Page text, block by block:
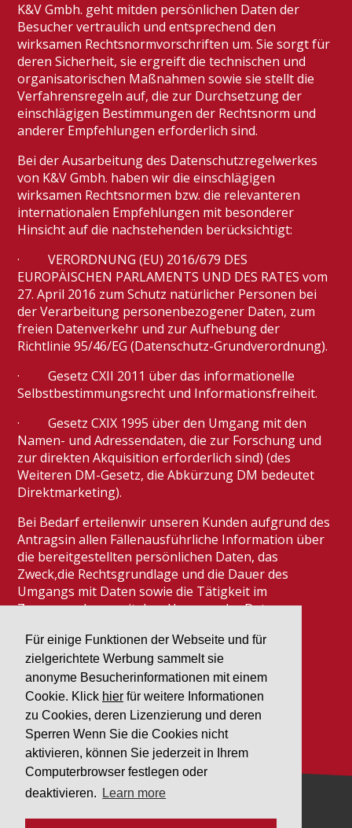
Für einige Funktionen der Webseite und für
zielgerichtete Werbung sammelt sie
anonyme Besucherinformationen mit einem
Cookie. Klick hier für weitere Informationen
zu Cookies, deren Lizenzierung und deren
Sperren Wenn Sie die Cookies nicht
aktivieren, können Sie jederzeit in Ihrem
Computerbrowser festlegen oder
deaktivieren.
Learn more
K&V Gmbh. geht mitden persönlichen Daten der
Besucher vertraulich und entsprechend den
wirksamen Rechtsnormvorschriften um. Sie sorgt für
deren Sicherheit, sie ergreift die technischen und
organisatorischen Maßnahmen sowie sie stellt die
Verfahrensregeln auf, die zur Durchsetzung der
einschlägigen Bestimmungen der Rechtsnorm und
anderer Empfehlungen erforderlich sind.
Bei der Ausarbeitung des Datenschutzregelwerkes
von K&V Gmbh. haben wir die einschlägigen
wirksamen Rechtsnormen bzw. die relevanteren
internationalen Empfehlungen mit besonderer
Hinsicht auf die nachstehenden berücksichtigt:
· VERORDNUNG (EU) 2016/679 DES
EUROPÄISCHEN PARLAMENTS UND DES RATES vom
27. April 2016 zum Schutz natürlicher Personen bei
der Verarbeitung personenbezogener Daten, zum
freien Datenverkehr und zur Aufhebung der
Richtlinie 95/46/EG (Datenschutz-Grundverordnung).
· Gesetz CXII 2011 über das informationelle
Selbstbestimmungsrecht und Informationsfreiheit.
· Gesetz CXIX 1995 über den Umgang mit den
Namen- und Adressendaten, die zur Forschung und
zur direkten Akquisition erforderlich sind) (des
Weiteren DM-Gesetz, die Abkürzung DM bedeutet
Direktmarketing).
Bei Bedarf erteilenwir unseren Kunden aufgrund des
Antragsin allen Fällenausführliche Information über
die bereitgestellten persönlichen Daten, das
Zweck,die Rechtsgrundlage und die Dauer des
Umgangs mit Daten sowie die Tätigkeit im
Zusammenhang mit dem Umgang der Daten.